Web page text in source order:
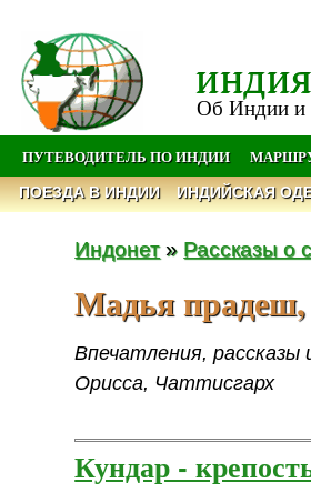
Об Индии и
ПУТЕВОДИТЕЛЬ ПО ИНДИИ
ПОЕЗДА В ИНДИИ ИНДИЙСКАЯ
Индонет» Рассказы о
Мадья прадеш,
Впечатления,
Орисса, Чаттисгарх
Кундар -